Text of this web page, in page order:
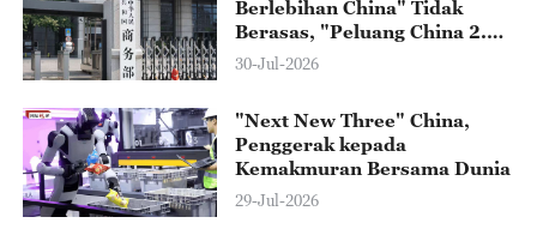
Berlebihan China" Tidak
Berasas, "Peluang China 2.0"
Bermaksud Akses Luas
30-Jul-2026
"Next New Three" China,
Penggerak kepada
Kemakmuran Bersama Dunia
29-Jul-2026